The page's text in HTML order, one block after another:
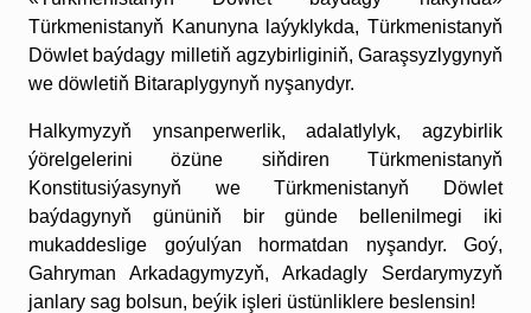
Türkmenistanyň Kanunyna laýyklykda, Türkmenistanyň
Döwlet baýdagy milletiň agzybirliginiň, Garaşsyzlygynyň
we döwletiň Bitaraplygynyň nyşanydyr.
Halkymyzyň ynsanperwerlik, adalatlylyk, agzybirlik
ýörelgelerini özüne siňdiren Türkmenistanyň
Konstitusiýasynyň we Türkmenistanyň Döwlet
baýdagynyň gününiň bir günde bellenilmegi iki
mukaddeslige goýulýan hormatdan nyşandyr. Goý,
Gahryman Arkadagymyzyň, Arkadagly Serdarymyzyň
janlary sag bolsun, beýik işleri üstünliklere beslensin!